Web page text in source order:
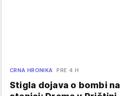
CRNA HRONIKA PRE 4 H
Stigla dojava o bombi